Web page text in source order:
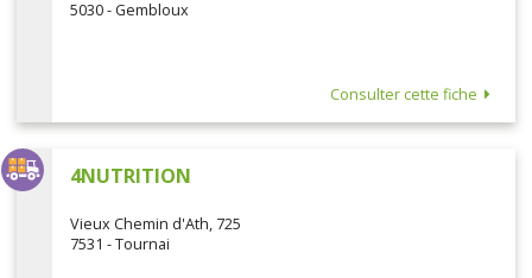
5030 - Gembloux
Consulter cette fiche
4NUTRITION
Vieux Chemin d'Ath, 725
7531 - Tournai